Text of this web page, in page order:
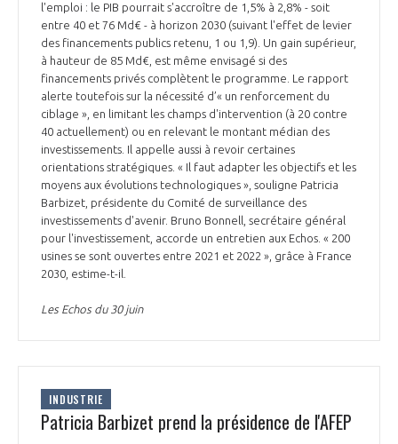
l'emploi : le PIB pourrait s'accroître de 1,5% à 2,8% - soit
entre 40 et 76 Md€ - à horizon 2030 (suivant l'effet de levier
des financements publics retenu, 1 ou 1,9). Un gain supérieur,
à hauteur de 85 Md€, est même envisagé si des
financements privés complètent le programme. Le rapport
alerte toutefois sur la nécessité d’« un renforcement du
ciblage », en limitant les champs d'intervention (à 20 contre
40 actuellement) ou en relevant le montant médian des
investissements. Il appelle aussi à revoir certaines
orientations stratégiques. « Il faut adapter les objectifs et les
moyens aux évolutions technologiques », souligne Patricia
Barbizet, présidente du Comité de surveillance des
investissements d'avenir. Bruno Bonnell, secrétaire général
pour l'investissement, accorde un entretien aux Echos. « 200
usines se sont ouvertes entre 2021 et 2022 », grâce à France
2030, estime-t-il.
Les Echos du 30 juin
INDUSTRIE
Patricia Barbizet prend la présidence de l'AFEP